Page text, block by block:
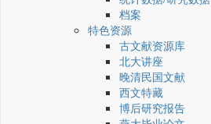
档案
特色资源
古文献资源库
北大讲座
晚清民国文献
西文特藏
博后研究报告